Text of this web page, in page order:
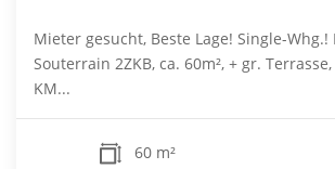
Mieter gesucht, Beste Lage! Single-Whg.!
Souterrain 2ZKB, ca. 60m², + gr.
KM...
60 m²